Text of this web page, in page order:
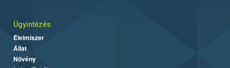
Ügyintézés
Élelmiszer
Állat
Növény